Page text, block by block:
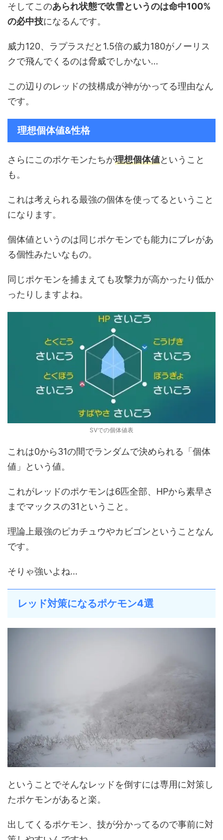
そしてこのあられ状態で吹雪というのは命中100%
の必中技になるんです。
威力120、ラプラスだと1.5倍の威力180がノーリス
クで飛んでくるのは脅威でしかない…
この辺りのレッドの技構成が神がかってる理由なん
です。
理想個体値&性格
さらにこのポケモンたちが理想個体値ということ
も。
これは考えられる最強の個体を使ってるということ
になります。
個体値というのは同じポケモンでも能力にブレがあ
る個性みたいなもの。
同じポケモンを捕まえても攻撃力が高かったり低か
ったりしますよね。
SVでの個体値表
これは0から31の間でランダムで決められる「個体
値」という値。
これがレッドのポケモンは6匹全部、HPから素早さ
までマックスの31ということ。
理論上最強のピカチュウやカビゴンということなん
です。
そりゃ強いよね…
レッド対策になるポケモン4選
ということでそんなレッドを倒すには専用に対策し
たポケモンがあると楽。
出してくるポケモン、技が分かってるので事前に対